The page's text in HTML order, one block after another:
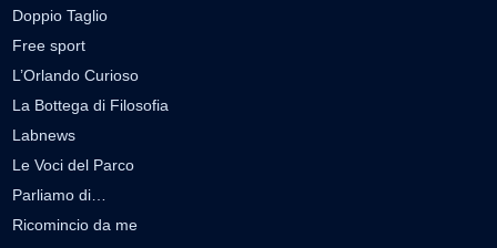
Doppio Taglio
Free sport
L’Orlando Curioso
La Bottega di Filosofia
Labnews
Le Voci del Parco
Parliamo di…
Ricomincio da me